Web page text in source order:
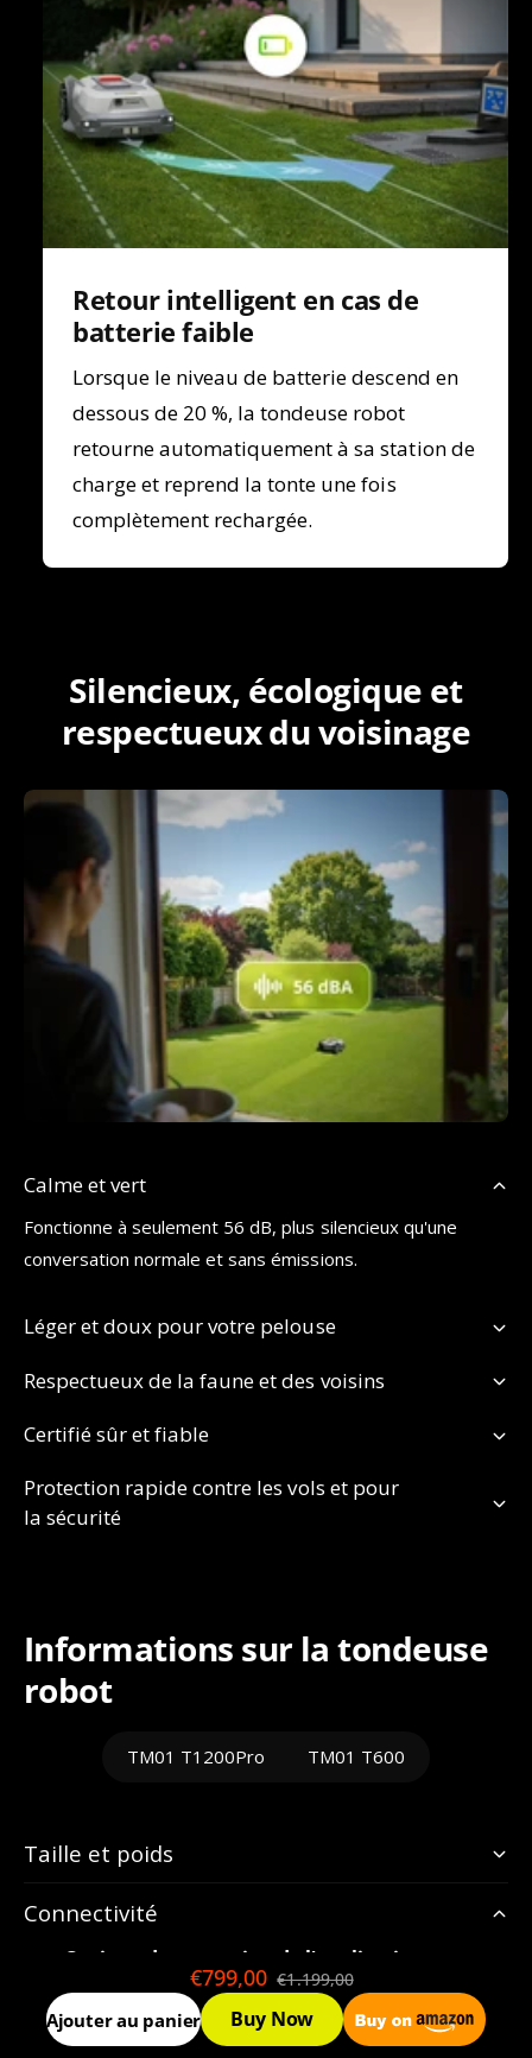
€799,00 €1.199,00
Ajouter au panier Buy Now
Retour intelligent en cas de
batterie faible
Lorsque le niveau de batterie descend en
dessous de 20 %, la tondeuse robot
retourne automatiquement à sa station de
charge et reprend la tonte une fois
complètement rechargée.
Silencieux, écologique et
respectueux du voisinage
Calme et vert
Fonctionne à seulement 56 dB, plus silencieux qu'une
conversation normale et sans émissions.
Léger et doux pour votre pelouse
Respectueux de la faune et des voisins
Certifié sûr et fiable
Protection rapide contre les vols et pour
la sécurité
Informations sur la tondeuse
robot
TM01 T1200Pro TM01 T600
Taille et poids
Connectivité
Options de connexion de l'application
Wi-Fi + Bluetooth
Fréquence Wi-Fi: 2,4 GHz